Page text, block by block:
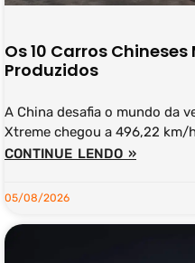
Os 10 Carros
Produzidos
A China desafia o mundo da
Xtreme chegou a 496,22 km/h
CONTINUE LENDO »
05/08/2026